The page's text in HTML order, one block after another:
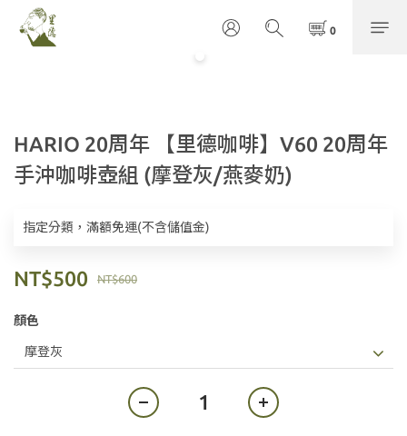
HARIO 20周年 【里德咖啡】V60 20周年
手沖咖啡壺組 (摩登灰/燕麥奶)
指定分類，滿額免運(不含儲值金)
NT$600
NT$500
顏色